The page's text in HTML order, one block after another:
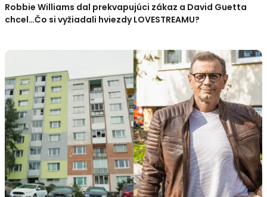
Robbie Williams dal prekvapujúci zákaz a David Guetta
chcel…Čo si vyžiadali hviezdy LOVESTREAMU?